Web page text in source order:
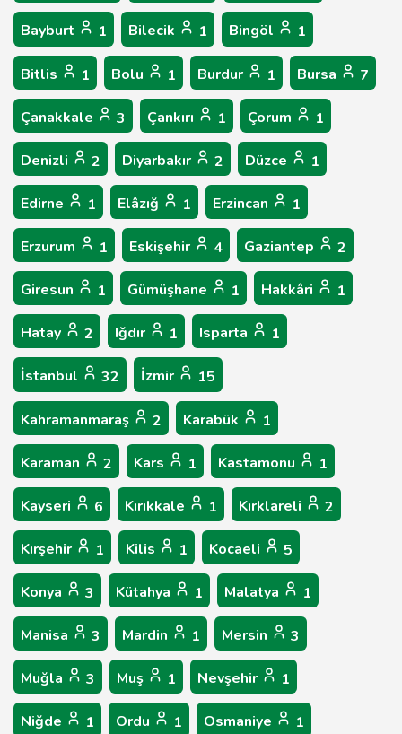
Bayburt 1 Bilecik 1 Bingöl 1
Bitlis 1 Bolu 1 Burdur 1 Bursa 7
Çanakkale 3 Çankırı 1 Çorum 1
Denizli 2 Diyarbakır 2 Düzce 1
Edirne 1 Elâzığ 1 Erzincan 1
Erzurum 1 Eskişehir 4 Gaziantep 2
Giresun 1 Gümüşhane 1 Hakkâri 1
Hatay 2 Iğdır 1 Isparta 1
İstanbul 32 İzmir 15
Kahramanmaraş 2 Karabük 1
Karaman 2 Kars 1 Kastamonu 1
Kayseri 6 Kırıkkale 1 Kırklareli 2
Kırşehir 1 Kilis 1 Kocaeli 5
Konya 3 Kütahya 1 Malatya 1
Manisa 3 Mardin 1 Mersin 3
Muğla 3 Muş 1 Nevşehir 1
Niğde 1 Ordu 1 Osmaniye 1